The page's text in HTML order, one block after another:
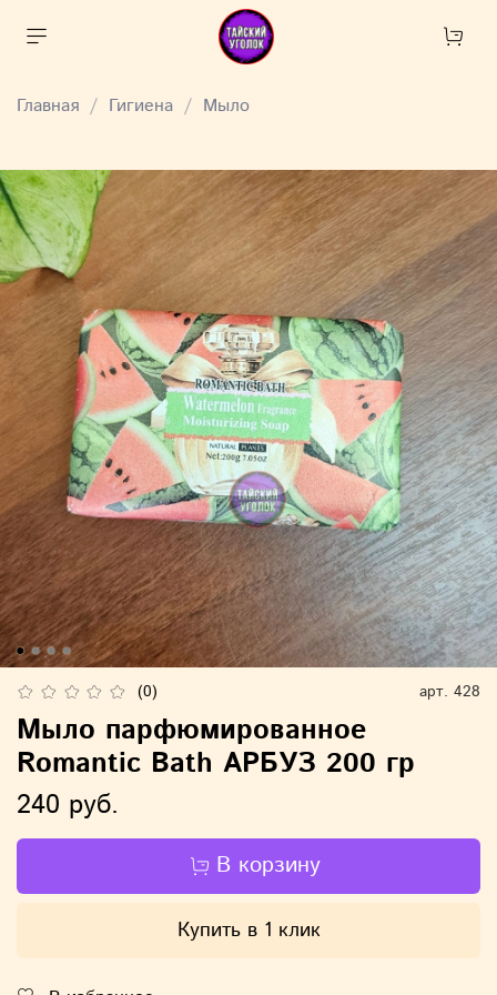
Главная Гигиена Мыло
(0) арт. 428
Мыло парфюмированное
Romantic Bath АРБУЗ 200 гр
240 руб.
В корзину
Купить в 1 клик